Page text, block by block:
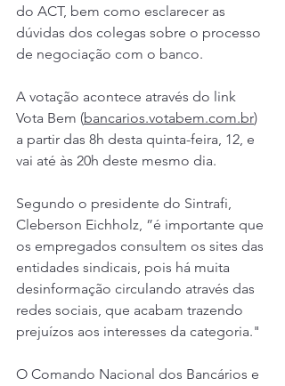
do ACT, bem como esclarecer as
dúvidas dos colegas sobre o processo
de negociação com o banco.
A votação acontece através do link
Vota Bem (bancarios.votabem.com.br)
a partir das 8h desta quinta-feira, 12, e
vai até às 20h deste mesmo dia.
Segundo o presidente do Sintrafi,
Cleberson Eichholz, ”é importante que
os empregados consultem os sites das
entidades sindicais, pois há muita
desinformação circulando através das
redes sociais, que acabam trazendo
prejuízos aos interesses da categoria."
O Comando Nacional dos Bancários e